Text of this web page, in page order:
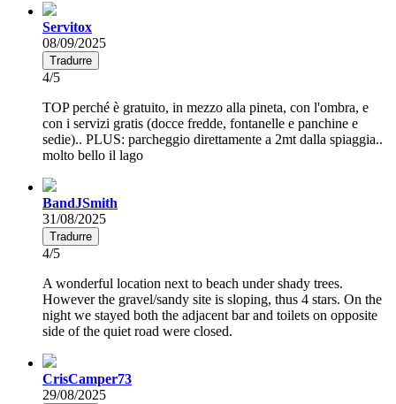
Servitox
08/09/2025
Tradurre
4/5
TOP perché è gratuito, in mezzo alla pineta, con l'ombra, e
con i servizi gratis (docce fredde, fontanelle e panchine e
sedie).. PLUS: parcheggio direttamente a 2mt dalla spiaggia..
molto bello il lago
BandJSmith
31/08/2025
Tradurre
4/5
A wonderful location next to beach under shady trees.
However the gravel/sandy site is sloping, thus 4 stars. On the
night we stayed both the adjacent bar and toilets on opposite
side of the quiet road were closed.
CrisCamper73
29/08/2025